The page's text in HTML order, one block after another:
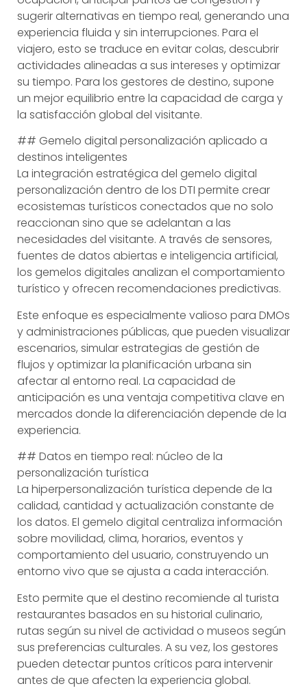
sugerir alternativas en tiempo real, generando una
experiencia fluida y sin interrupciones. Para el
viajero, esto se traduce en evitar colas, descubrir
actividades alineadas a sus intereses y optimizar
su tiempo. Para los gestores de destino, supone
un mejor equilibrio entre la capacidad de carga y
la satisfacción global del visitante.
## Gemelo digital personalización aplicado a
destinos inteligentes
La integración estratégica del gemelo digital
personalización dentro de los DTI permite crear
ecosistemas turísticos conectados que no solo
reaccionan sino que se adelantan a las
necesidades del visitante. A través de sensores,
fuentes de datos abiertas e inteligencia artificial,
los gemelos digitales analizan el comportamiento
turístico y ofrecen recomendaciones predictivas.
Este enfoque es especialmente valioso para DMOs
y administraciones públicas, que pueden visualizar
escenarios, simular estrategias de gestión de
flujos y optimizar la planificación urbana sin
afectar al entorno real. La capacidad de
anticipación es una ventaja competitiva clave en
mercados donde la diferenciación depende de la
experiencia.
## Datos en tiempo real: núcleo de la
personalización turística
La hiperpersonalización turística depende de la
calidad, cantidad y actualización constante de
los datos. El gemelo digital centraliza información
sobre movilidad, clima, horarios, eventos y
comportamiento del usuario, construyendo un
entorno vivo que se ajusta a cada interacción.
Esto permite que el destino recomiende al turista
restaurantes basados en su historial culinario,
rutas según su nivel de actividad o museos según
sus preferencias culturales. A su vez, los gestores
pueden detectar puntos críticos para intervenir
antes de que afecten la experiencia global.